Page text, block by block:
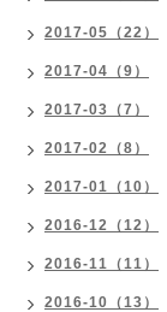
2017-05（22）
2017-04（9）
2017-03（7）
2017-02（8）
2017-01（10）
2016-12（12）
2016-11（11）
2016-10（13）